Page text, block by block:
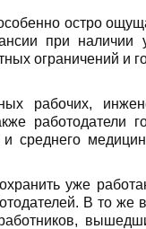
остро
при наличии
ограничений и
рабочих,
работодатели
среднего
уже
В то же